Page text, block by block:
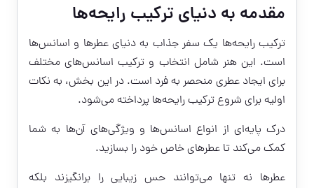
مقدمه به دنیای ترکیب رایحه‌ها
ترکیب رایحه‌ها یک سفر جذاب به دنیای عطرها و اسانس‌ها
است. این هنر شامل انتخاب و ترکیب اسانس‌های مختلف
برای ایجاد عطری منحصر به فرد است. در این بخش، به نکات
اولیه برای شروع ترکیب رایحه‌ها پرداخته می‌شود.
درک پایه‌ای از انواع اسانس‌ها و ویژگی‌های آن‌ها به شما
کمک می‌کند تا عطرهای خاص خود را بسازید.
عطرها نه تنها می‌توانند حس زیبایی را برانگیزند بلکه